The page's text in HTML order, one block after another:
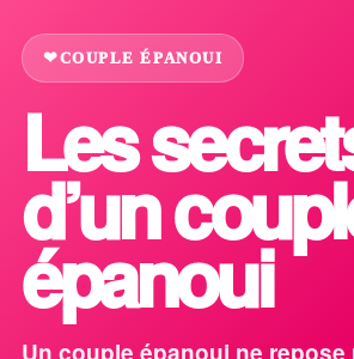
COUPLE ÉPANOUI
Les
d’un
épanoui
Un couple épanoui ne repose